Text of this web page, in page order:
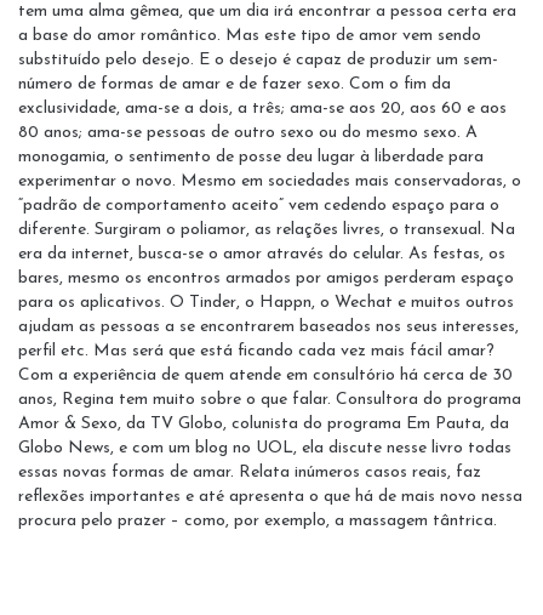
tem uma alma gêmea, que um dia irá encontrar a pessoa certa era
a base do amor romântico. Mas este tipo de amor vem sendo
substituído pelo desejo. E o desejo é capaz de produzir um sem-
número de formas de amar e de fazer sexo. Com o fim da
exclusividade, ama-se a dois, a três; ama-se aos 20, aos 60 e aos
80 anos; ama-se pessoas de outro sexo ou do mesmo sexo. A
monogamia, o sentimento de posse deu lugar à liberdade para
experimentar o novo. Mesmo em sociedades mais conservadoras, o
“padrão de comportamento aceito” vem cedendo espaço para o
diferente. Surgiram o poliamor, as relações livres, o transexual. Na
era da internet, busca-se o amor através do celular. As festas, os
bares, mesmo os encontros armados por amigos perderam espaço
para os aplicativos. O Tinder, o Happn, o Wechat e muitos outros
ajudam as pessoas a se encontrarem baseados nos seus interesses,
perfil etc. Mas será que está ficando cada vez mais fácil amar?
Com a experiência de quem atende em consultório há cerca de 30
anos, Regina tem muito sobre o que falar. Consultora do programa
Amor & Sexo, da TV Globo, colunista do programa Em Pauta, da
Globo News, e com um blog no UOL, ela discute nesse livro todas
essas novas formas de amar. Relata inúmeros casos reais, faz
reflexões importantes e até apresenta o que há de mais novo nessa
procura pelo prazer – como, por exemplo, a massagem tântrica.